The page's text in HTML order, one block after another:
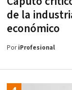
de la
económico
PoriProfesional